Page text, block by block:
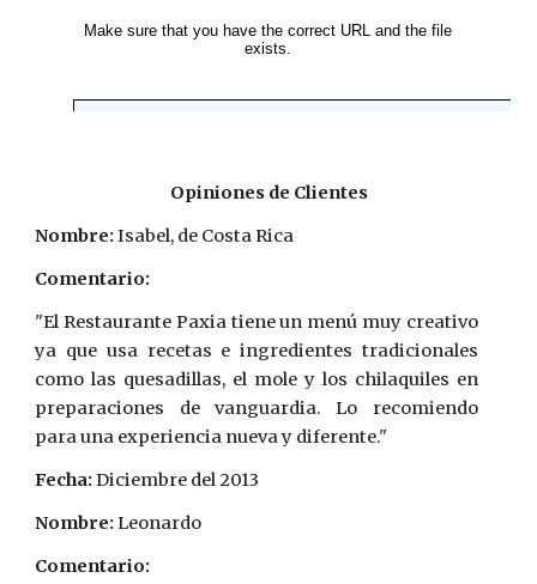
Opiniones de Clientes
Nombre: Isabel, de Costa Rica
Comentario:
"El Restaurante Paxia tiene un menú muy creativo
ya que usa recetas e ingredientes tradicionales
como las quesadillas, el mole y los chilaquiles en
preparaciones de vanguardia. Lo recomiendo
para una experiencia nueva y diferente."
Fecha: Diciembre del 2013
Nombre: Leonardo
Comentario: